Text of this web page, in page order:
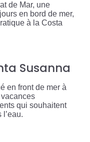
de Mar, une
en bord de mer,
à la Costa
Susanna
en front de mer à
qui souhaitent